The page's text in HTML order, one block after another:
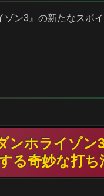
ゾン3』の新たなスポ
ンホライゾ
る奇妙な打ち